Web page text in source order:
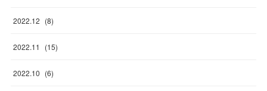
2022.12 (8)
2022.11 (15)
2022.10 (6)